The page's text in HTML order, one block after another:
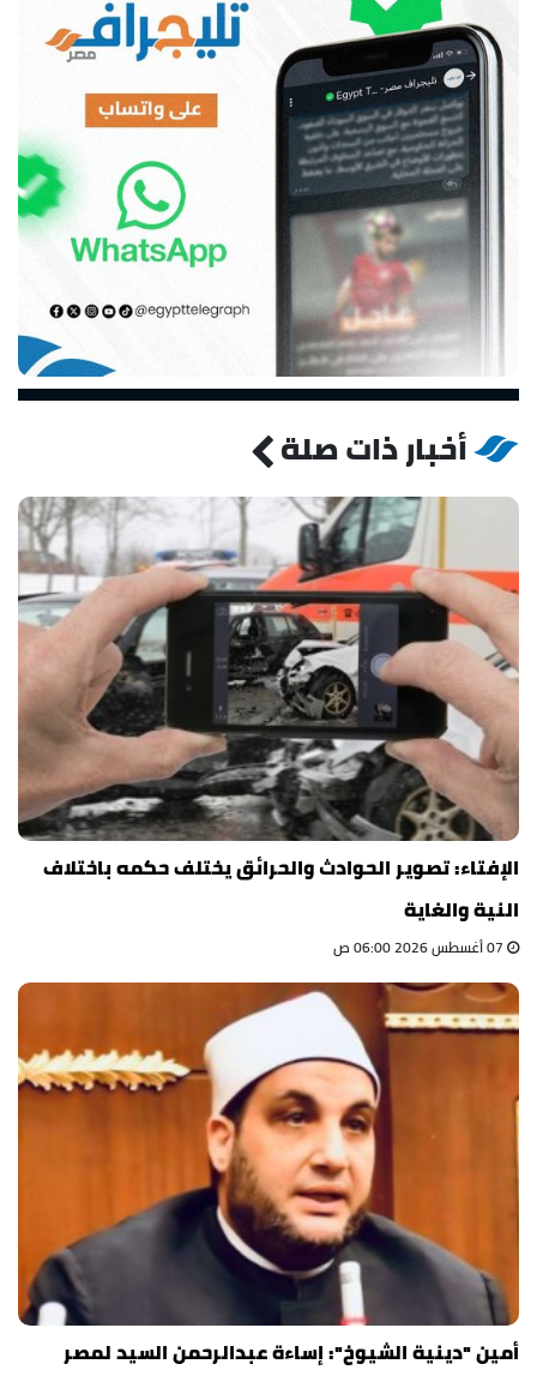
أخبار ذات صلة
الإفتاء: تصوير الحوادث والحرائق يختلف حكمه باختلاف
النية والغاية
أمين "دينية الشيوخ": إساءة عبدالرحمن السيد لمصر